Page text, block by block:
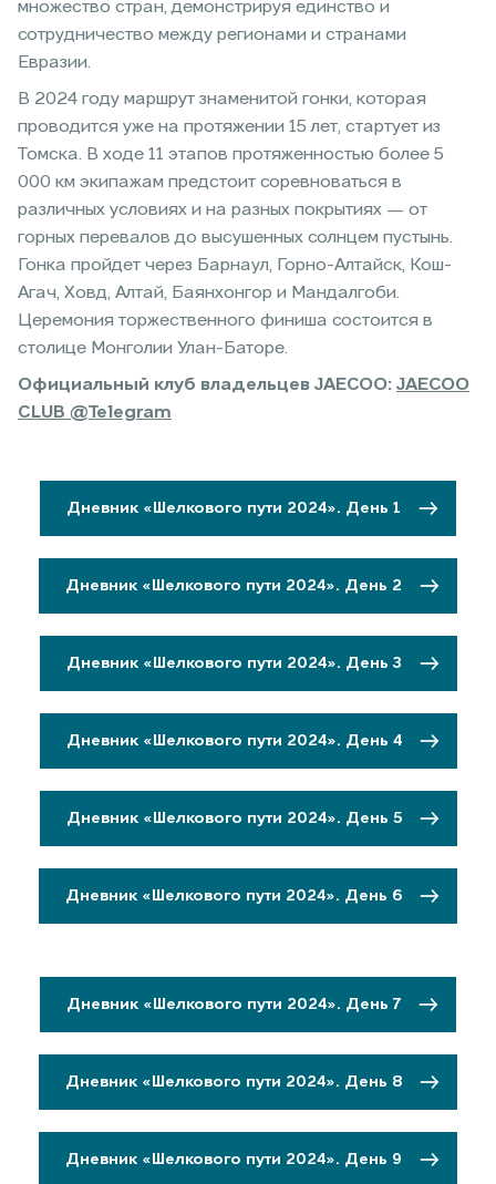
множество стран, демонстрируя единство и
сотрудничество между регионами и странами
Евразии.
В 2024 году маршрут знаменитой гонки, которая
проводится уже на протяжении 15 лет, стартует из
Томска. В ходе 11 этапов протяженностью более 5
000 км экипажам предстоит соревноваться в
различных условиях и на разных покрытиях — от
горных перевалов до высушенных солнцем пустынь.
Гонка пройдет через Барнаул, Горно-Алтайск, Кош-
Агач, Ховд, Алтай, Баянхонгор и Мандалгоби.
Церемония торжественного финиша состоится в
столице Монголии Улан-Баторе.
Официальный клуб владельцев JAECOO: JAECOO
CLUB @Telegram
Дневник «Шелкового пути 2024». День 1
Дневник «Шелкового пути 2024». День 2
Дневник «Шелкового пути 2024». День 3
Дневник «Шелкового пути 2024». День 4
Дневник «Шелкового пути 2024». День 5
Дневник «Шелкового пути 2024». День 6
Дневник «Шелкового пути 2024». День 7
Дневник «Шелкового пути 2024». День 8
Дневник «Шелкового пути 2024». День 9